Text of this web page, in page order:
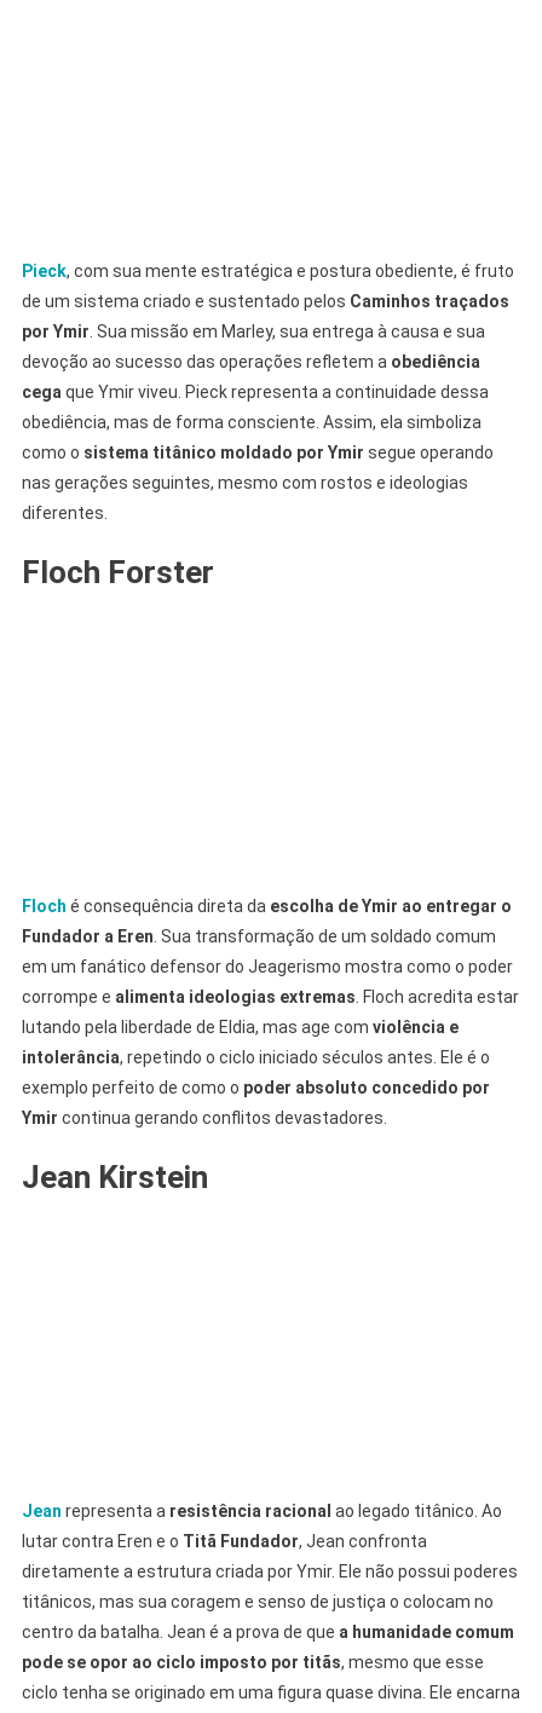
Pieck, com sua mente estratégica e postura obediente, é fruto
de um sistema criado e sustentado pelos Caminhos traçados
por Ymir . Sua missão em Marley, sua entrega à causa e sua
devoção ao sucesso das operações refletem a obediência
cega que Ymir viveu. Pieck representa a continuidade dessa
obediência, mas de forma consciente. Assim, ela simboliza
como o sistema titânico moldado por Ymir segue operando
nas gerações seguintes, mesmo com rostos e ideologias
diferentes.
Floch Forster
Floch é consequência direta da escolha de Ymir ao entregar o
Fundador a Eren . Sua transformação de um soldado comum
em um fanático defensor do Jeagerismo mostra como o poder
corrompe e alimenta ideologias extremas . Floch acredita estar
lutando pela liberdade de Eldia, mas age com violência e
intolerância, repetindo o ciclo iniciado séculos antes. Ele é o
exemplo perfeito de como o poder absoluto concedido por
Ymir continua gerando conflitos devastadores.
Jean Kirstein
Jean representa a resistência racional ao legado titânico. Ao
lutar contra Eren e o Titã Fundador, Jean confronta
diretamente a estrutura criada por Ymir. Ele não possui poderes
titânicos, mas sua coragem e senso de justiça o colocam no
centro da batalha. Jean é a prova de que a humanidade comum
pode se opor ao ciclo imposto por titãs, mesmo que esse
ciclo tenha se originado em uma figura quase divina. Ele encarna